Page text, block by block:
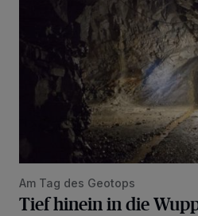
Am Tag des Geotops
Tief hinein in die